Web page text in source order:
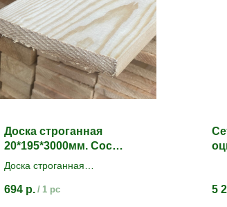
Доска строганная
20*195*3000мм. Сосна/
Ель
Доска строганная
Сорт АВ
694 р. / 1 pc 5